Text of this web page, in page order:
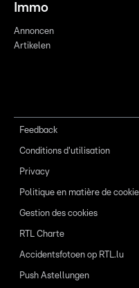
Immo
Annoncen
Artikelen
Feedback
Conditions d'utilisation
Privacy
Politique en matière de
Gestion des cookies
RTL Charte
Accidentsfotoen op RTL.lu
Push Astellungen